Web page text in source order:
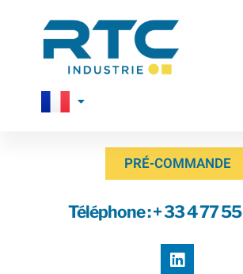
PRÉ-COMMANDE
Téléphone : + 33 4 77